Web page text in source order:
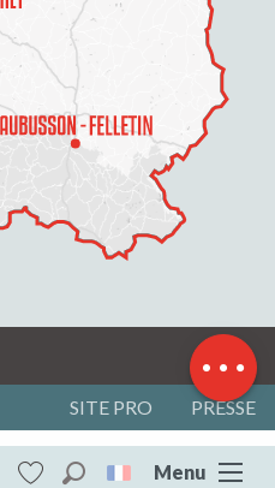
Menu
Description
Prestations
Contacter par
email
SITE PRO PRESSE